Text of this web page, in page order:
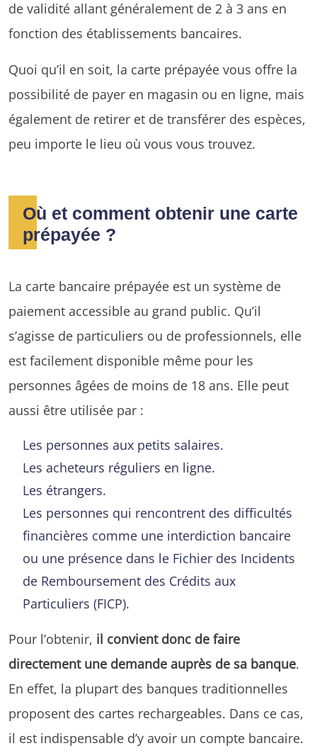
de validité allant généralement de 2 à 3 ans en
fonction des établissements bancaires.
Quoi qu’il en soit, la carte prépayée vous offre la
possibilité de payer en magasin ou en ligne, mais
également de retirer et de transférer des espèces,
peu importe le lieu où vous vous trouvez.
Où et comment obtenir une carte
prépayée ?
La carte bancaire prépayée est un système de
paiement accessible au grand public. Qu’il
s’agisse de particuliers ou de professionnels, elle
est facilement disponible même pour les
personnes âgées de moins de 18 ans. Elle peut
aussi être utilisée par :
Les personnes aux petits salaires.
Les acheteurs réguliers en ligne.
Les étrangers.
Les personnes qui rencontrent des difficultés
financières comme une interdiction bancaire
ou une présence dans le Fichier des Incidents
de Remboursement des Crédits aux
Particuliers (FICP).
Pour l’obtenir, il convient donc de faire
directement une demande auprès de sa banque.
En effet, la plupart des banques traditionnelles
proposent des cartes rechargeables. Dans ce cas,
il est indispensable d’y avoir un compte bancaire.